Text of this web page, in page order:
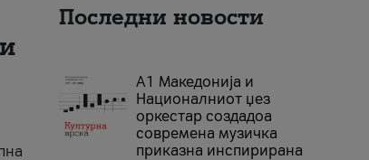
Последни новости
А1 Македонија и
Националниот џез
оркестар создадоа
современа музичка
приказна инспирирана